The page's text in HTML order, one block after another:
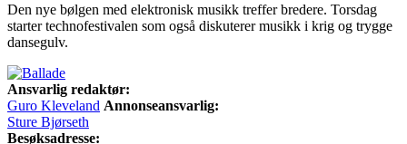
Den nye bølgen med elektronisk musikk treffer bredere. Torsdag
starter technofestivalen som også diskuterer musikk i krig og trygge
dansegulv.
Ansvarlig redaktør:
Guro Kleveland Annonseansvarlig:
Sture Bjørseth
Besøksadresse: